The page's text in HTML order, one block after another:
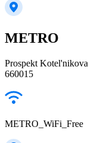
METRO
Prospekt
660015
METRO_WiFi_Free